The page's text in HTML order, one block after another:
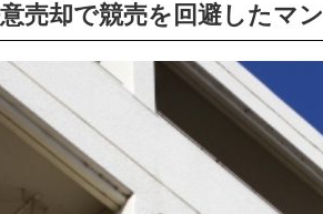
売却で競売を回避したマ